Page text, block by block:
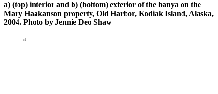
a) (top) interior and b) (bottom) exterior of the banya on the
Mary Haakanson property, Old Harbor, Kodiak Island, Alaska,
2004. Photo by Jennie Deo Shaw
a